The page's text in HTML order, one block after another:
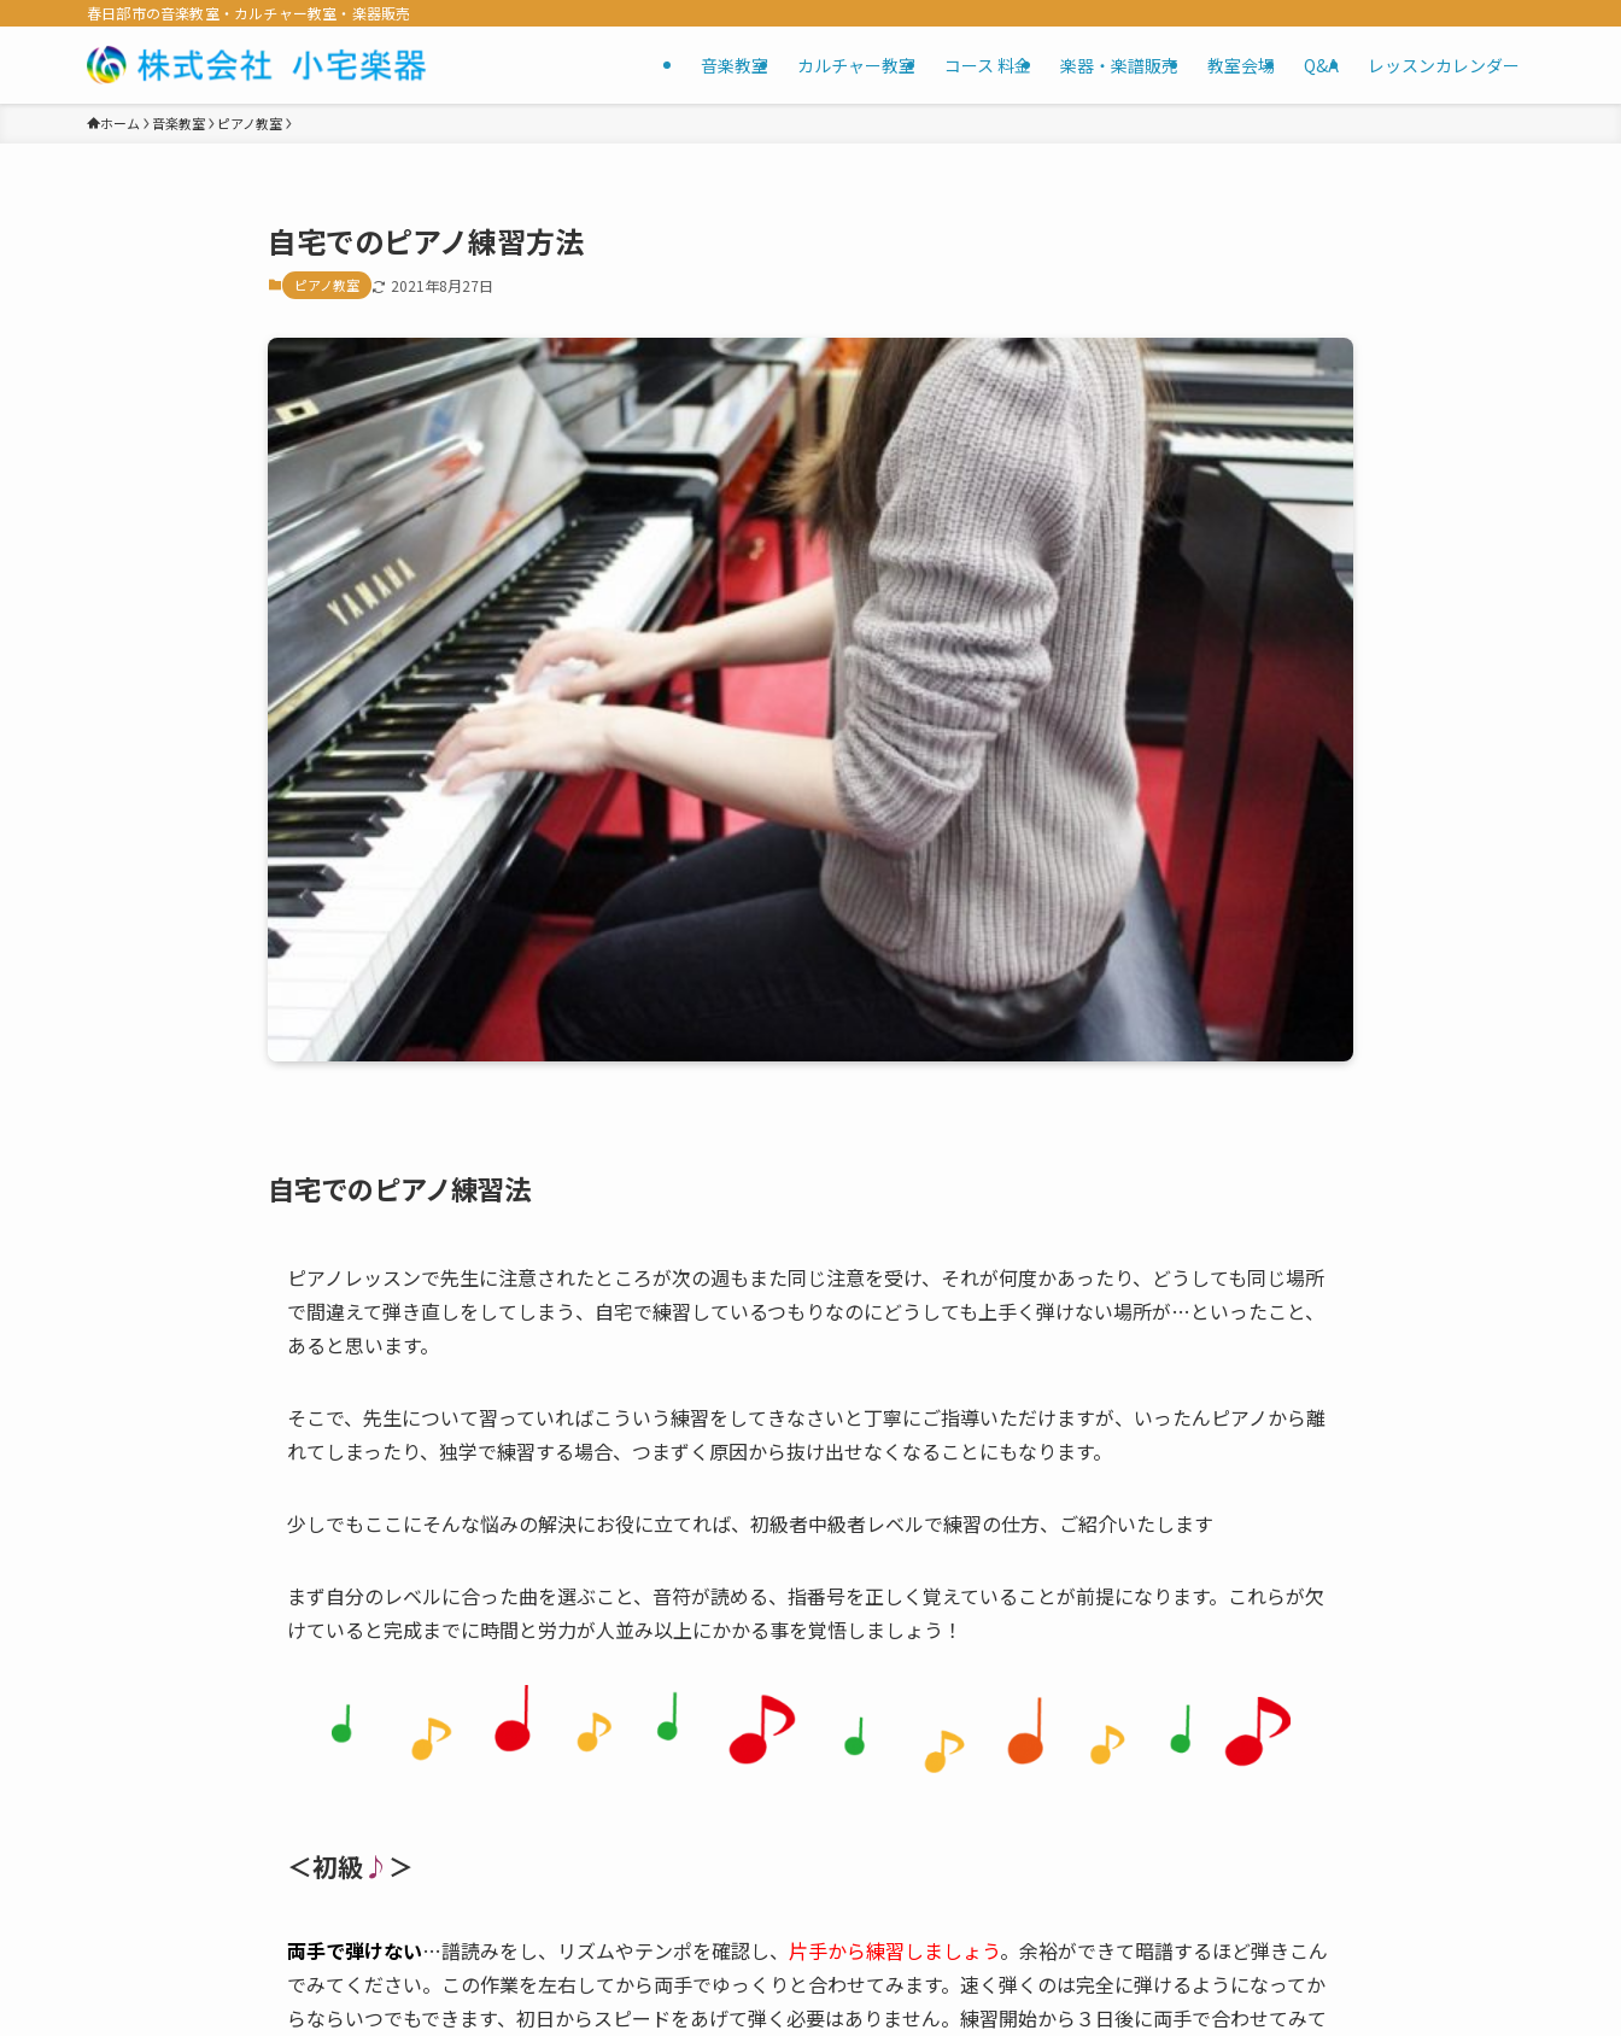
春日部市の音楽教室・カルチャー教室・楽器販売
音楽教室 カルチャー教室 コース 料金 楽器・楽譜販売 教室会場 Q&A レッスンカレンダー
ホーム 音楽教室 ピアノ教室
自宅でのピアノ練習方法
ピアノ教室 2021年8月27日
自宅でのピアノ練習法
ピアノレッスンで先生に注意されたところが次の週もまた同じ注意を受け、それが何度かあったり、どうしても同じ場所
で間違えて弾き直しをしてしまう、自宅で練習しているつもりなのにどうしても上手く弾けない場所が…といったこと、
あると思います。
そこで、先生について習っていればこういう練習をしてきなさいと丁寧にご指導いただけますが、いったんピアノから離
れてしまったり、独学で練習する場合、つまずく原因から抜け出せなくなることにもなります。
少しでもここにそんな悩みの解決にお役に立てれば、初級者中級者レベルで練習の仕方、ご紹介いたします
まず自分のレベルに合った曲を選ぶこと、音符が読める、指番号を正しく覚えていることが前提になります。これらが欠
けていると完成までに時間と労力が人並み以上にかかる事を覚悟しましょう！
＜初級♪ ＞
両手で弾けない…譜読みをし、リズムやテンポを確認し、 片手から練習しましょう。余裕ができて暗譜するほど弾きこん
でみてください。この作業を左右してから両手でゆっくりと合わせてみます。速く弾くのは完全に弾けるようになってか
らならいつでもできます、初日からスピードをあげて弾く必要はありません。練習開始から３日後に両手で合わせてみて